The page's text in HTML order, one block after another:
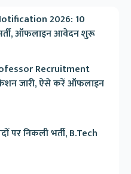
2026: 10
ऑफलाइन आवेदन शुरू
Recruitment
जारी, ऐसे करें ऑफलाइन
पर निकली भर्ती, B.Tech